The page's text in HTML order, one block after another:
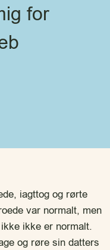
for
iagttog og rørte
var normalt, men
ikke er normalt.
og røre sin datters